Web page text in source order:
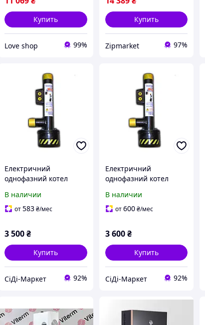
Купить
Love shop 99%
Купить
Zipmarket 97%
Електричний
однофазний котел
електродний
опалювальний
кВт, [Склад: Київ №2]
В наличии
от583₴/мес
3 500₴
Купить
СіДі-Маркет 92%
Електричний
однофазний котел
електродний
опалювальний
кВт, [Склад: Київ №2]
В наличии
от600 ₴/мес
3 600 ₴
Купить
СіДі-Маркет 92%